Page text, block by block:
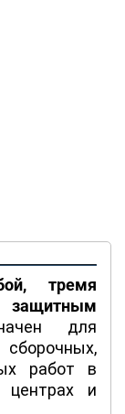
тремя
для
работ в
центрах и